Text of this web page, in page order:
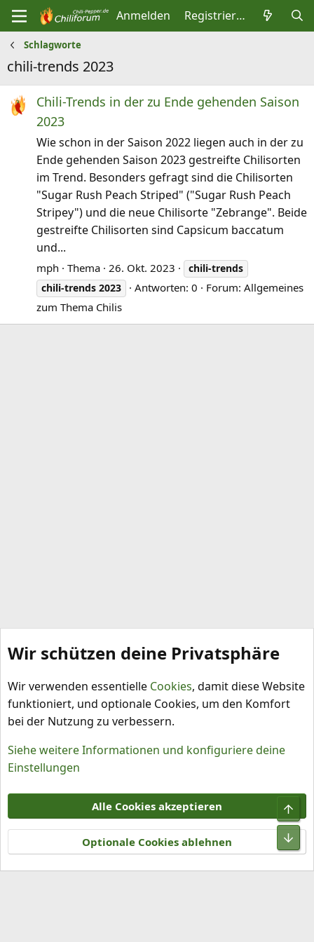
Anmelden Registrieren
Schlagworte
chili-trends 2023
Chili-Trends in der zu Ende gehenden Saison
2023
Wie schon in der Saison 2022 liegen auch in der zu
Ende gehenden Saison 2023 gestreifte Chilisorten
im Trend. Besonders gefragt sind die Chilisorten
"Sugar Rush Peach Striped" ("Sugar Rush Peach
Stripey") und die neue Chilisorte "Zebrange". Beide
gestreifte Chilisorten sind Capsicum baccatum
und...
mph Thema 26. Okt. 2023
chili-trends
chili-trends 2023 Antworten: 0 Forum: Allgemeines
zum Thema Chilis
Schlagworte
Nutzungsbedingungen
Datenschutz
Hilfe und Impressum
R
S
S
Community platform by XenForo® © 2010-2026 XenForo Ltd.
Wir schützen deine Privatsphäre
Wir verwenden essentielle Cookies, damit diese Website
funktioniert, und optionale Cookies, um den Komfort
bei der Nutzung zu verbessern.
Siehe weitere Informationen und konfiguriere deine
Einstellungen
Alle Cookies akzeptieren
Optionale Cookies ablehnen